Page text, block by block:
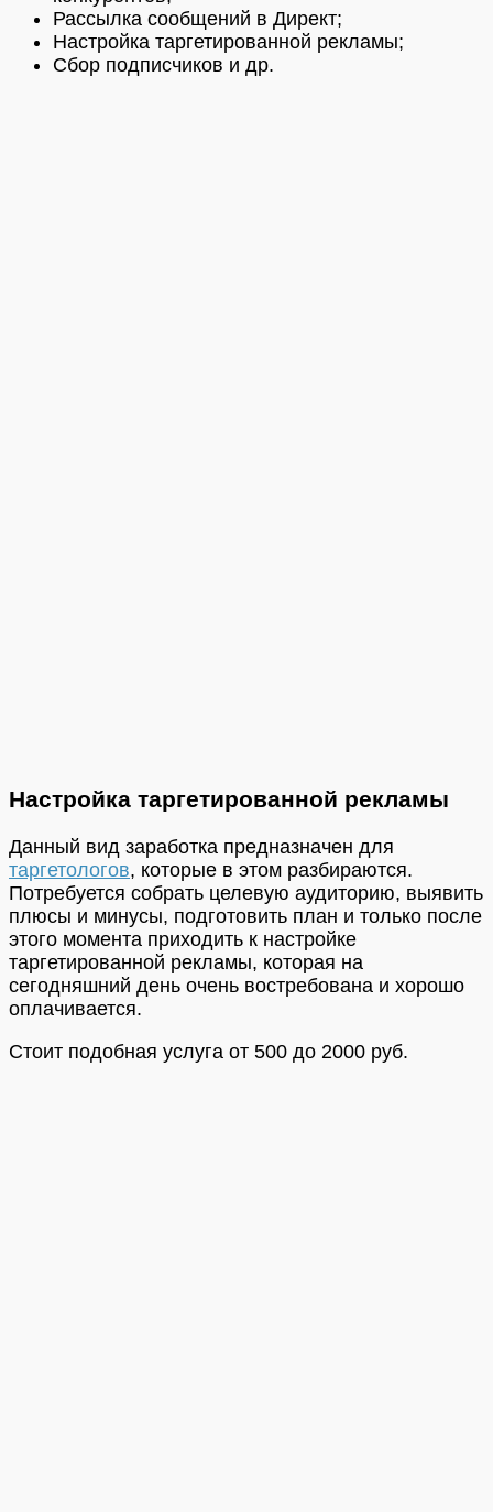
Рассылка сообщений в Директ;
Настройка таргетированной рекламы;
Сбор подписчиков и др.
Настройка таргетированной рекламы
Данный вид заработка предназначен для
таргетологов, которые в этом разбираются.
Потребуется собрать целевую аудиторию, выявить
плюсы и минусы, подготовить план и только после
этого момента приходить к настройке
таргетированной рекламы, которая на
сегодняшний день очень востребована и хорошо
оплачивается.
Стоит подобная услуга от 500 до 2000 руб.